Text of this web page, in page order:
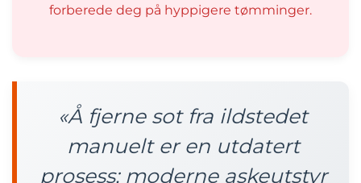
forberede deg på hyppigere tømminger.
«Å fjerne sot fra ildstedet
manuelt er en utdatert
prosess; moderne askeutstyr